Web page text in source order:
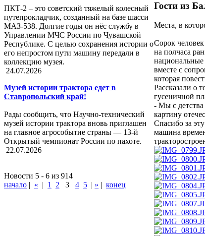
ПКТ-2 – это советский тяжелый колесный
путепрокладчик, созданный на базе шасси
МАЗ-538. Долгие годы он нёс службу в
Управлении МЧС России по Чувашской
Республике. С целью сохранения истории о
его непростом пути машину передали в
коллекцию музея.
24.07.2026
Музей истории трактора едет в
Ставропольский край!
Рады сообщить, что Научно-технический
музей истории трактора вновь приглашен
на главное агрособытие страны — 13-й
Открытый чемпионат России по пахоте.
22.07.2026
Новости 5 - 6 из 914
начало | « | 1 2 3 4 5 | » | конец
Гости из
Места, в
Сорок
на полчаса
национальные
вместе с
которая
Рассказали о
гусеничной
- Мы с детства
картину
Спасибо за
машина